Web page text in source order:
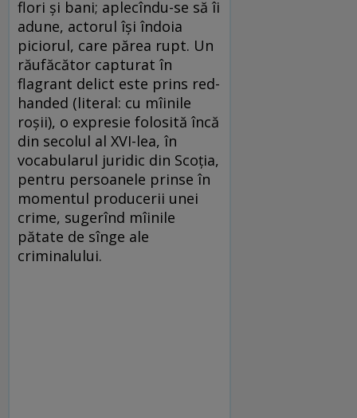
flori și bani; aplecîndu-se să îi
adune, actorul își îndoia
piciorul, care părea rupt. Un
răufăcător capturat în
flagrant delict este prins red-
handed (literal: cu mîinile
roșii), o expresie folosită încă
din secolul al XVI-lea, în
vocabularul juridic din Scoția,
pentru persoanele prinse în
momentul producerii unei
crime, sugerînd mîinile
pătate de sînge ale
criminalului.